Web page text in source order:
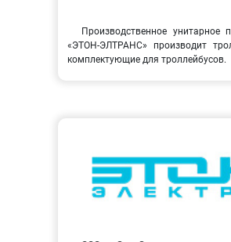
Производственное унитарное
«ЭТОН-ЭЛТРАНС» производит
комплектующие для троллейбусов.